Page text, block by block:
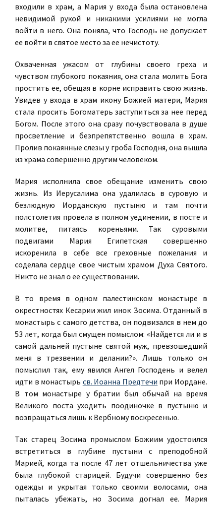
входили в храм, а Мария у входа была остановлена
невидимой рукой и никакими усилиями не могла
войти в него. Она поняла, что Господь не допускает
ее войти в святое место за ее нечистоту.
Охваченная ужасом от глубины своего греха и
чувством глубокого покаяния, она стала молить Бога
простить ее, обещая в корне исправить свою жизнь.
Увидев у входа в храм икону Божией матери, Мария
стала просить Богоматерь заступиться за нее перед
Богом. После этого она сразу почувствовала в душе
просветление и безпрепятственно вошла в храм.
Пролив покаянные слезы у гроба Господня, она вышла
из храма совершенно другим человеком.
Мария исполнила свое обещание изменить свою
жизнь. Из Иерусалима она удалилась в суровую и
безлюдную Иорданскую пустыню и там почти
полстолетия провела в полном уединении, в посте и
молитве, питаясь кореньями. Так суровыми
подвигами Мария Египетская совершенно
искоренила в себе все греховные пожелания и
соделала сердце свое чистым храмом Духа Святого.
Никто не знал о ее существовании.
В то время в одном палестинском монастыре в
окрестностях Кесарии жил инок Зосима. Отданный в
монастырь с самого детства, он подвизался в нем до
53 лет, когда был смущен помыслом: «Найдется ли и в
самой дальней пустыне святой муж, превзошедший
меня в трезвении и делании?». Лишь только он
помыслил так, ему явился Ангел Господень и велел
идти в монастырь св. Иоанна Предтечи при Иордане.
В том монастыре у братии был обычай на время
Великого поста уходить поодиночке в пустыню и
возвращаться лишь к Вербному воскресенью.
Так старец Зосима промыслом Божиим удостоился
встретиться в глубине пустыни с преподобной
Марией, когда та после 47 лет отшельничества уже
была глубокой старицей. Будучи совершенно без
одежды и укрытая только своими волосами, она
пыталась убежать, но Зосима догнал ее. Мария